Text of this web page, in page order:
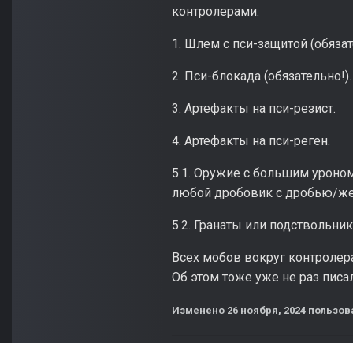
контролерами:
1. Шлем с пси-защитой
2. Пси-блокада (обязательно!).
3. Артефакты на пси-резист.
4. Артефакты на пси-реген.
5.1. Оружие с большим
любой дробовик с дробью/
5.2. Гранаты или
Всех мобов вокруг
Об этом тоже уже не раз
Изменено 26 ноября, 2024